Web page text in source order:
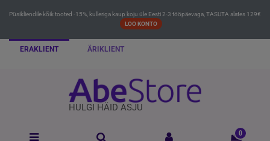
Püsikliendile kõik tooted -15%, kulleriga kaup koju üle Eesti 2-3 tööpäevaga, TASUTA alates 129€
LOO KONTO
ERAKLIENT ÄRIKLIENT
HULGI HÄID ASJU
0